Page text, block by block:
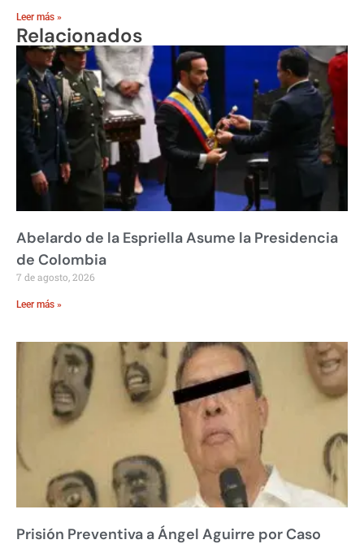
Leer más »
Relacionados
Abelardo de la Espriella Asume la Presidencia
de Colombia
7 de agosto, 2026
Leer más »
Prisión Preventiva a Ángel Aguirre por Caso